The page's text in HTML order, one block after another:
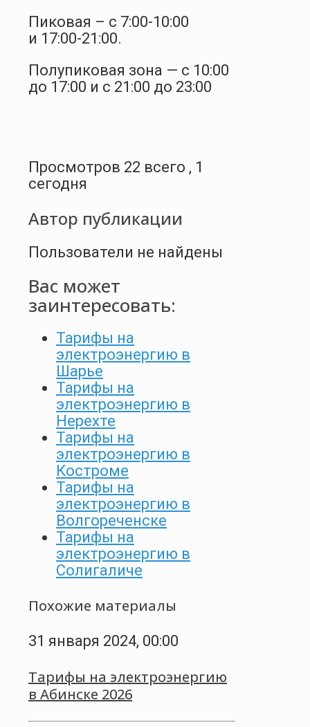
Пиковая – с 7:00-10:00
и 17:00-21:00.
Полупиковая зона — с 10:00
до 17:00 и с 21:00 до 23:00
Просмотров 22 всего , 1
сегодня
Автор публикации
Пользователи не найдены
Вас может
заинтересовать:
Тарифы на
электроэнергию в
Шарье
Тарифы на
электроэнергию в
Нерехте
Тарифы на
электроэнергию в
Костроме
Тарифы на
электроэнергию в
Волгореченске
Тарифы на
электроэнергию в
Солигаличе
Похожие материалы
31 января 2024, 00:00
Тарифы на электроэнергию
в Абинске 2026